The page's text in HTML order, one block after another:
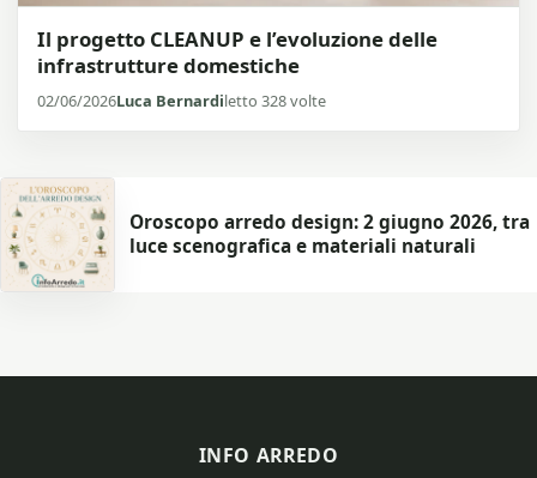
Il progetto CLEANUP e l’evoluzione delle
infrastrutture domestiche
02/06/2026Luca Bernardiletto 328 volte
Oroscopo arredo design: 2 giugno 2026, tra
luce scenografica e materiali naturali
INFO ARREDO